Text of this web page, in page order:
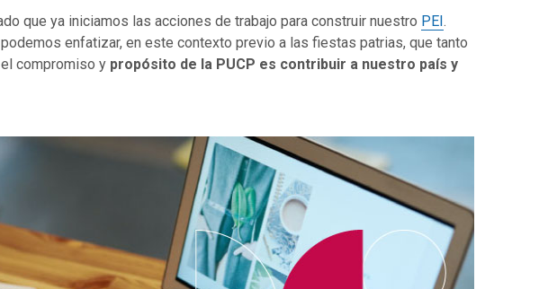
que ya iniciamos las acciones de trabajo para construir nuestro PEI.
enfatizar, en este contexto previo a las fiestas patrias, que tanto
compromiso y propósito de la PUCP es contribuir a nuestro país y